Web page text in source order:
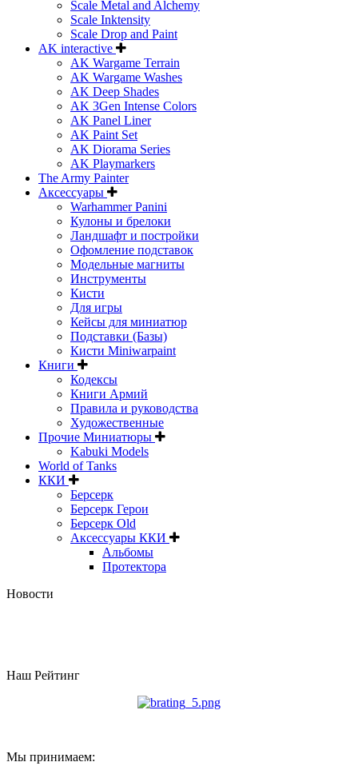
Scale Metal and Alchemy
Scale Inktensity
Scale Drop and Paint
AK interactive
AK Wargame Terrain
AK Wargame Washes
AK Deep Shades
AK 3Gen Intense Colors
AK Panel Liner
AK Paint Set
AK Diorama Series
AK Playmarkers
The Army Painter
Аксессуары
Warhammer Panini
Кулоны и брелоки
Ландшафт и постройки
Офомление подставок
Модельные магниты
Инструменты
Кисти
Для игры
Кейсы для миниатюр
Подставки (Базы)
Кисти Miniwarpaint
Книги
Кодексы
Книги Армий
Правила и руководства
Художественные
Прочие Миниатюры
Kabuki Models
World of Tanks
ККИ
Берсерк
Берсерк Герои
Берсерк Old
Аксессуары ККИ
Альбомы
Протектора
Новости
Наш Рейтинг
Мы принимаем: